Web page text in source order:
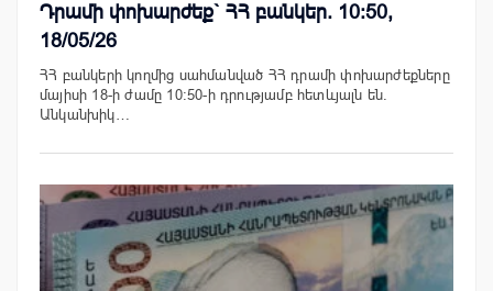
Դրամի փոխարժեք` ՀՀ բանկեր. 10:50,
18/05/26
ՀՀ բանկերի կողմից սահմանված ՀՀ դրամի փոխարժեքները
մայիսի 18-ի ժամը 10:50-ի դրությամբ հետևյալն են.
Անկանխիկ…